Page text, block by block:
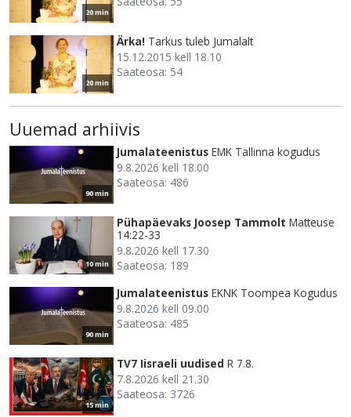
20 min
20 min
Ärka! Tarkus tuleb Jumalalt
15.12.2015 kell 18.10
Saateosa: 54
Uuemad arhiivis
90 min
Jumalateenistus EMK Tallinna kogudus
9.8.2026 kell 18.00
Saateosa: 486
10 min
Pühapäevaks Joosep Tammolt Matteuse
14:22-33
9.8.2026 kell 17.30
Saateosa: 189
90 min
Jumalateenistus EKNK Toompea Kogudus
9.8.2026 kell 09.00
Saateosa: 485
15 min
TV7 Iisraeli uudised R 7.8.
7.8.2026 kell 21.30
Saateosa: 3726